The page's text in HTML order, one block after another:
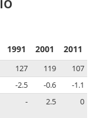
1991 2001 2011
127 119
107
-2.5 -0.6
-1.1
- 2.5 0